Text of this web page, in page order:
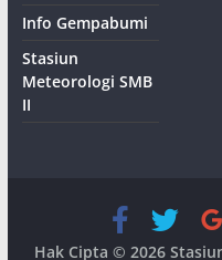
Info Gempabumi
Stasiun
Meteorologi SMB
II
Hak Cipta © 2026